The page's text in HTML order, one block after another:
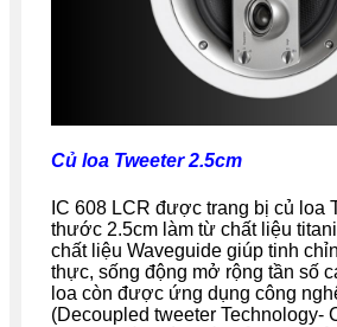
Củ loa Tweeter 2.5cm
IC 608 LCR được trang bị củ loa
thước 2.5cm làm từ chất liệu
chất liệu Waveguide giúp tinh
thực, sống động mở rộng tần số
loa còn được ứng dụng công
(Decoupled tweeter Technology-